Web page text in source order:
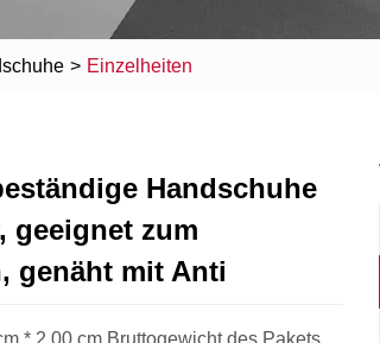
> Einzelheiten
Handschuhe
geeignet zum
genäht mit Anti